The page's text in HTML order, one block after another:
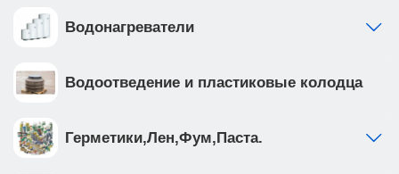
Водонагреватели
Водоотведение и пластиковые колодца
Герметики,Лен,Фум,Паста.